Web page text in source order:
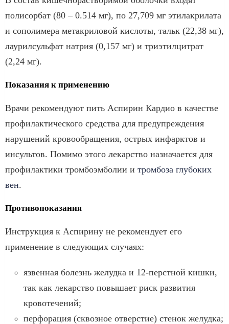
полисорбат (80 – 0.514 мг), по 27,709 мг этилакрилата
и сополимера метакриловой кислоты, тальк (22,38 мг),
лаурилсульфат натрия (0,157 мг) и триэтилцитрат
(2,24 мг).
Показания к применению
Врачи рекомендуют пить Аспирин Кардио в качестве
профилактического средства для предупреждения
нарушений кровообращения, острых инфарктов и
инсультов. Помимо этого лекарство назначается для
профилактики тромбоэмболии и тромбоза глубоких
вен.
Противопоказания
Инструкция к Аспирину не рекомендует его
применение в следующих случаях:
язвенная болезнь желудка и 12-перстной кишки,
так как лекарство повышает риск развития
кровотечений;
перфорация (сквозное отверстие) стенок желудка;